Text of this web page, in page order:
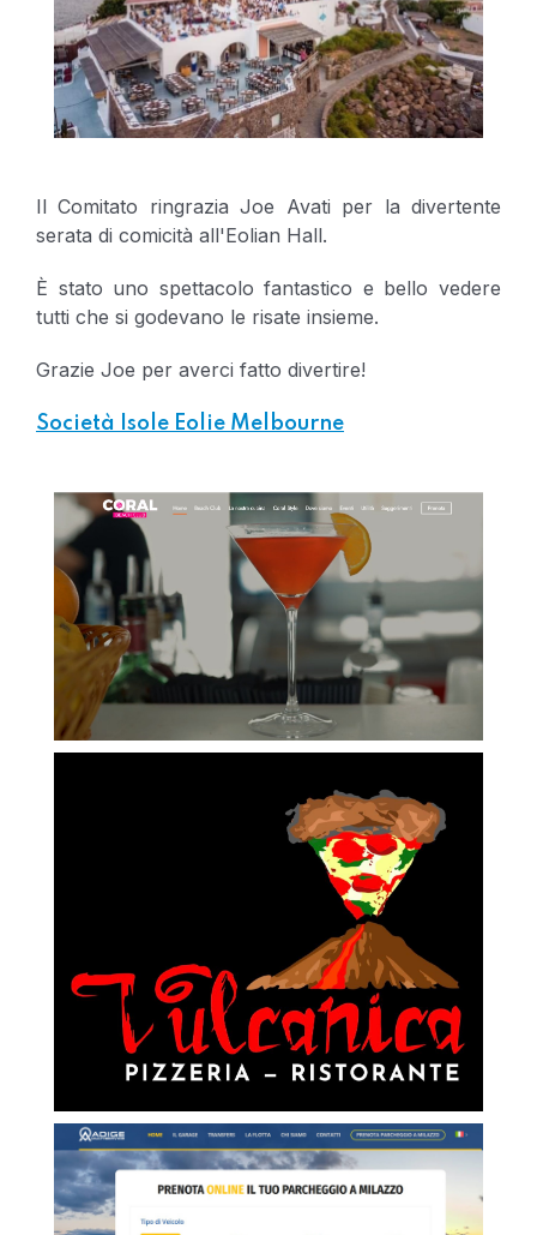
Il Comitato ringrazia Joe Avati per la divertente
serata di comicità all'Eolian Hall.
È stato uno spettacolo fantastico e bello vedere
tutti che si godevano le risate insieme.
Grazie Joe per averci fatto divertire!
Società Isole Eolie Melbourne